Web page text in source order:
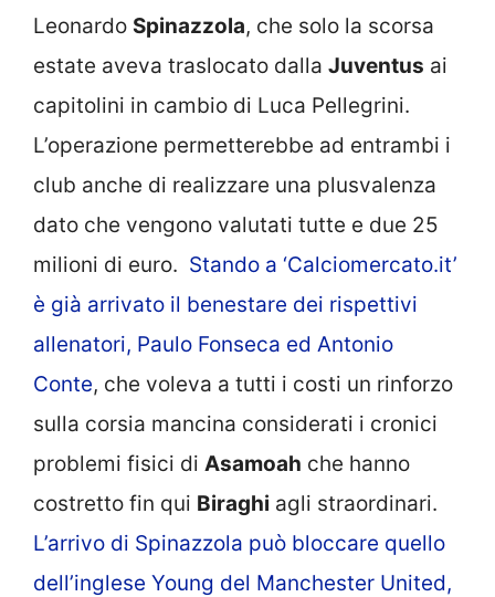
Leonardo Spinazzola, che solo la scorsa
estate aveva traslocato dalla Juventus ai
capitolini in cambio di Luca Pellegrini.
L’operazione permetterebbe ad entrambi i
club anche di realizzare una plusvalenza
dato che vengono valutati tutte e due 25
milioni di euro. Stando a ‘Calciomercato.it’
è già arrivato il benestare dei rispettivi
allenatori, Paulo Fonseca ed Antonio
Conte, che voleva a tutti i costi un rinforzo
sulla corsia mancina considerati i cronici
problemi fisici di Asamoah che hanno
costretto fin qui Biraghi agli straordinari.
L’arrivo di Spinazzola può bloccare quello
dell’inglese Young del Manchester United,